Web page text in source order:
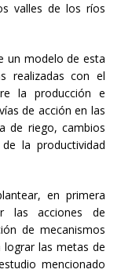
valles de los ríos
un modelo de esta
realizadas con el
la producción e
de acción en las
de riego, cambios
la productividad
en primera
las acciones de
de mecanismos
las metas de
mencionado